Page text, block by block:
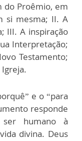
do Proêmio, em
si mesma; II. A
III. A inspiração
Interpretação;
Testamento;
Igreja.
e o “para
responde
humano à
divina. Deus